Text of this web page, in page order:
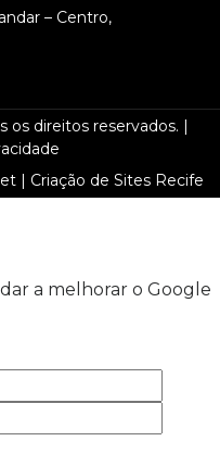
– Centro,
direitos reservados. |
| Criação de Sites Recife
a melhorar o Google